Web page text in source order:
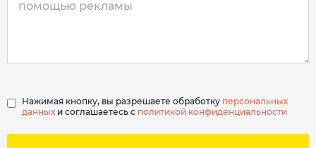
Нажимая кнопку, вы разрешаете обработку персональных
данных и соглашаетесь с политикой конфиденциальности